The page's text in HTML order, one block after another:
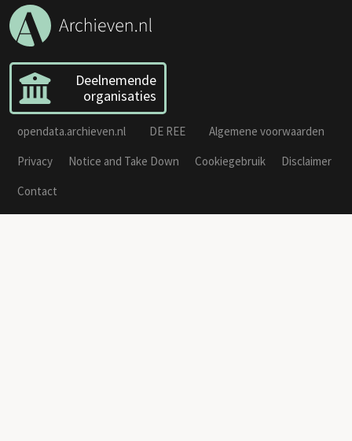
Deelnemende
organisaties
opendata.archieven.nl DE REE
Algemene voorwaarden
Privacy
Notice and Take Down Cookiegebruik
Disclaimer
Contact